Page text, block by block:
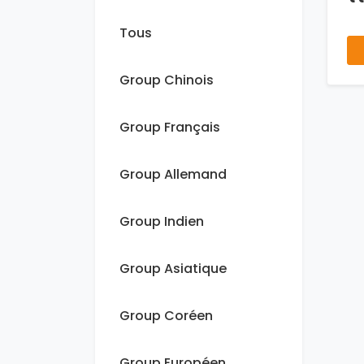
Tous
Group Chinois
Group Français
Group Allemand
Group Indien
Group Asiatique
Group Coréen